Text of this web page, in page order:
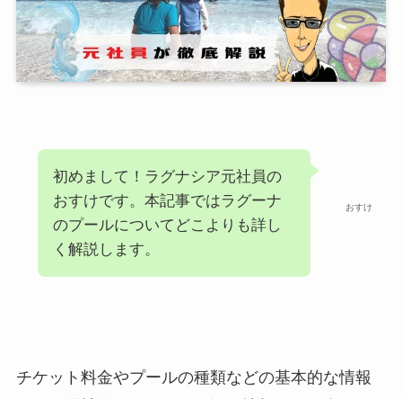
おすけ
初めまして！ラグナシア元社員の
おすけです。本記事ではラグーナ
のプールについてどこよりも詳し
く解説します。
チケット料金やプールの種類などの基本的な情報